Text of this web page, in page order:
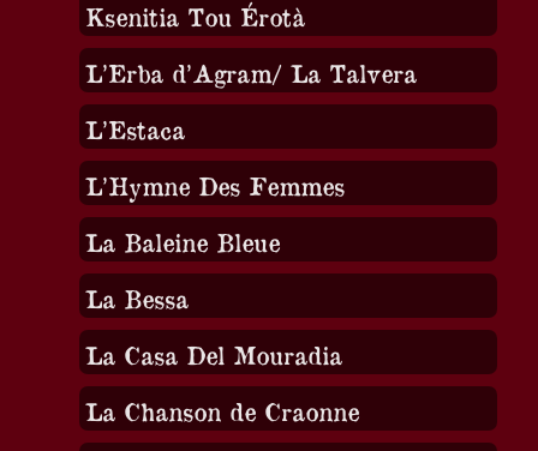
Ksenitia Tou Érotà
L’Erba d’Agram/ La Talvera
L’Estaca
L’Hymne Des Femmes
La Baleine Bleue
La Bessa
La Casa Del Mouradia
La Chanson de Craonne